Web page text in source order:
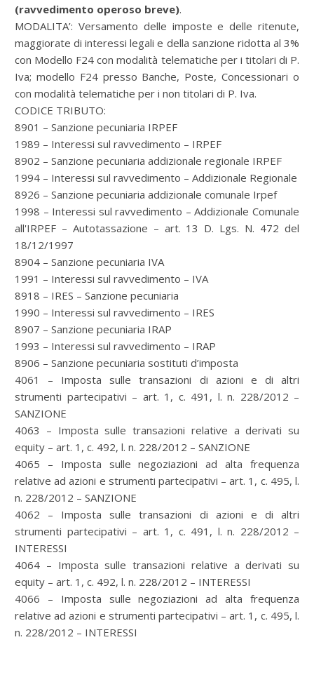
(ravvedimento operoso breve).
MODALITA’: Versamento delle imposte e delle ritenute,
maggiorate di interessi legali e della sanzione ridotta al 3%
con Modello F24 con modalità telematiche per i titolari di P.
Iva; modello F24 presso Banche, Poste, Concessionari o
con modalità telematiche per i non titolari di P. Iva.
CODICE TRIBUTO:
8901 – Sanzione pecuniaria IRPEF
1989 – Interessi sul ravvedimento – IRPEF
8902 – Sanzione pecuniaria addizionale regionale IRPEF
1994 – Interessi sul ravvedimento – Addizionale Regionale
8926 – Sanzione pecuniaria addizionale comunale Irpef
1998 – Interessi sul ravvedimento – Addizionale Comunale
all'IRPEF – Autotassazione – art. 13 D. Lgs. N. 472 del
18/12/1997
8904 – Sanzione pecuniaria IVA
1991 – Interessi sul ravvedimento – IVA
8918 – IRES – Sanzione pecuniaria
1990 – Interessi sul ravvedimento – IRES
8907 – Sanzione pecuniaria IRAP
1993 – Interessi sul ravvedimento – IRAP
8906 – Sanzione pecuniaria sostituti d’imposta
4061 – Imposta sulle transazioni di azioni e di altri
strumenti partecipativi – art. 1, c. 491, l. n. 228/2012 –
SANZIONE
4063 – Imposta sulle transazioni relative a derivati su
equity – art. 1, c. 492, l. n. 228/2012 – SANZIONE
4065 – Imposta sulle negoziazioni ad alta frequenza
relative ad azioni e strumenti partecipativi – art. 1, c. 495, l.
n. 228/2012 – SANZIONE
4062 – Imposta sulle transazioni di azioni e di altri
strumenti partecipativi – art. 1, c. 491, l. n. 228/2012 –
INTERESSI
4064 – Imposta sulle transazioni relative a derivati su
equity – art. 1, c. 492, l. n. 228/2012 – INTERESSI
4066 – Imposta sulle negoziazioni ad alta frequenza
relative ad azioni e strumenti partecipativi – art. 1, c. 495, l.
n. 228/2012 – INTERESSI